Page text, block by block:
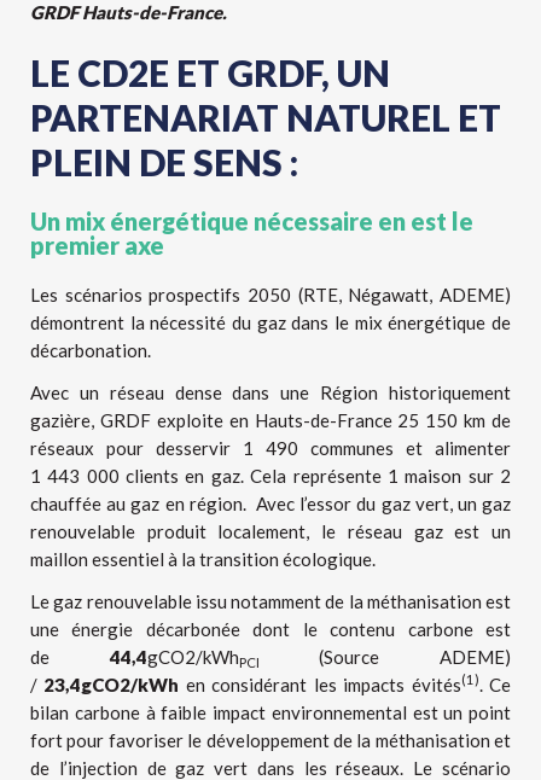
GRDF Hauts-de-France.
LE CD2E ET GRDF, UN
PARTENARIAT NATUREL ET
PLEIN DE SENS :
Un mix énergétique nécessaire en est le
premier axe
Les scénarios prospectifs 2050 (RTE, Négawatt, ADEME)
démontrent la nécessité du gaz dans le mix énergétique de
décarbonation.
Avec un réseau dense dans une Région historiquement
gazière, GRDF exploite en Hauts-de-France 25 150 km de
réseaux pour desservir 1 490 communes et alimenter
1 443 000 clients en gaz. Cela représente 1 maison sur 2
chauffée au gaz en région. Avec l’essor du gaz vert, un gaz
renouvelable produit localement, le réseau gaz est un
maillon essentiel à la transition écologique.
Le gaz renouvelable issu notamment de la méthanisation est
une énergie décarbonée dont le contenu carbone est
de44,4gCO2/kWhPCI (Source ADEME)
/ 23,4gCO2/kWh en considérant les impacts évités(1). Ce
bilan carbone à faible impact environnemental est un point
fort pour favoriser le développement de la méthanisation et
de l’injection de gaz vert dans les réseaux. Le scénario